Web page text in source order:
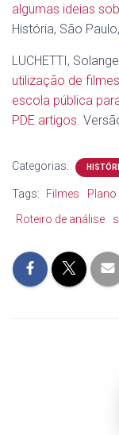
algumas ideias
História, São
LUCHETTI,
utilização de
escola pública
PDE artigos.
Categorias:
Tags: Filmes Plano
Roteiro de análise